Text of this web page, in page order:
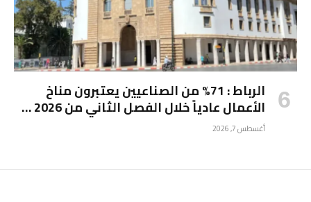
الرباط : 71% من الصناعيين يعتبرون مناخ
الأعمال عادياً خلال الفصل الثاني من 2026 …
أغسطس 7, 2026